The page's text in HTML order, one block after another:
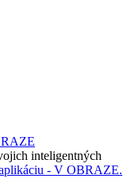
inteligentných
- V OBRAZE.